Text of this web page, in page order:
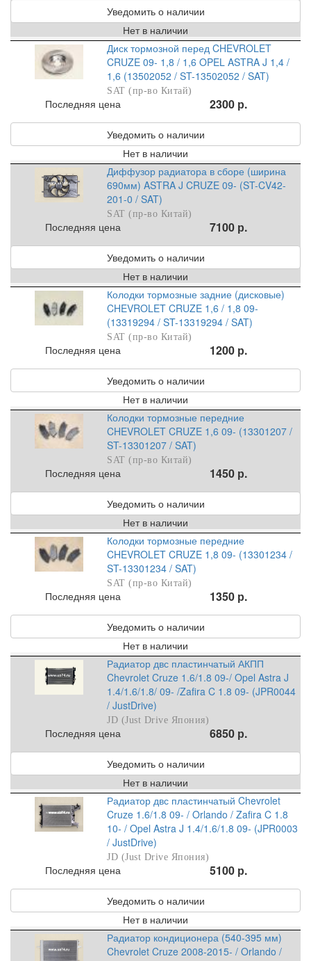
Уведомить о наличии
Нет в наличии
Диск тормозной перед CHEVROLET
CRUZE 09- 1,8 / 1,6 OPEL ASTRA J 1,4 /
1,6 (13502052 / ST-13502052 / SAT)
SAT (пр-во Китай)
Последняя цена 2300 р.
Уведомить о наличии
Нет в наличии
Диффузор радиатора в сборе (ширина
690мм) ASTRA J CRUZE 09- (ST-CV42-
201-0 / SAT)
SAT (пр-во Китай)
Последняя цена 7100 р.
Уведомить о наличии
Нет в наличии
Колодки тормозные задние (дисковые)
CHEVROLET CRUZE 1,6 / 1,8 09-
(13319294 / ST-13319294 / SAT)
SAT (пр-во Китай)
Последняя цена 1200 р.
Уведомить о наличии
Нет в наличии
Колодки тормозные передние
CHEVROLET CRUZE 1,6 09- (13301207 /
ST-13301207 / SAT)
SAT (пр-во Китай)
Последняя цена 1450 р.
Уведомить о наличии
Нет в наличии
Колодки тормозные передние
CHEVROLET CRUZE 1,8 09- (13301234 /
ST-13301234 / SAT)
SAT (пр-во Китай)
Последняя цена 1350 р.
Уведомить о наличии
Нет в наличии
Радиатор двс пластинчатый АКПП
Chevrolet Cruze 1.6/1.8 09-/ Opel Astra J
1.4/1.6/1.8/ 09- /Zafira C 1.8 09- (JPR0044
/ JustDrive)
JD (Just Drive Япония)
Последняя цена 6850 р.
Уведомить о наличии
Нет в наличии
Радиатор двс пластинчатый Chevrolet
Cruze 1.6/1.8 09- / Orlando / Zafira C 1.8
10- / Opel Astra J 1.4/1.6/1.8 09- (JPR0003
/ JustDrive)
JD (Just Drive Япония)
Последняя цена 5100 р.
Уведомить о наличии
Нет в наличии
Радиатор кондиционера (540-395 мм)
Chevrolet Cruze 2008-2015- / Orlando /